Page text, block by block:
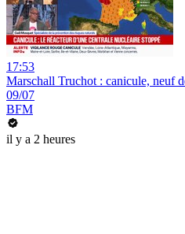
17:53
Marschall Truchot : canicule, neuf
09/07
BFM
il y a 2 heures